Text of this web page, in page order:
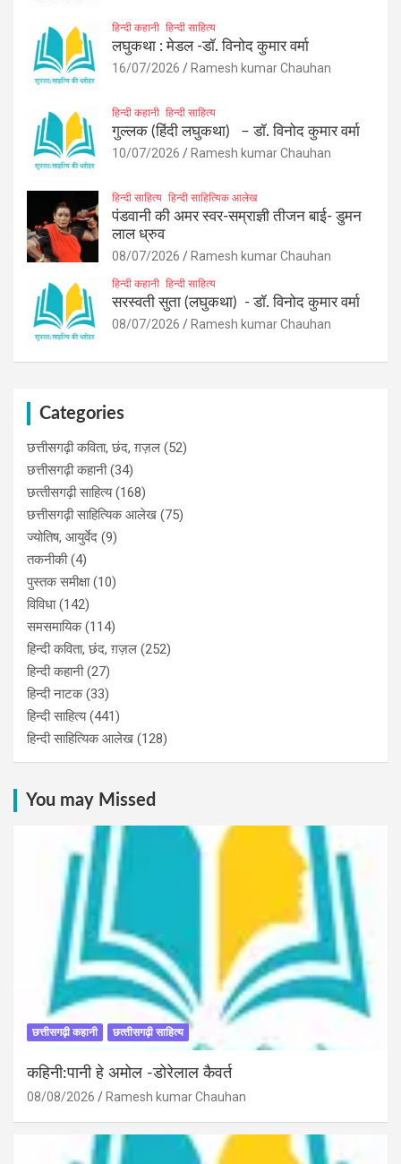
हिन्दी कहानी हिन्दी साहित्य
लघुकथा : मेडल -डॉ. विनोद कुमार वर्मा
16/07/2026 Ramesh kumar Chauhan
हिन्दी कहानी हिन्दी साहित्य
गुल्लक (हिंदी लघुकथा) – डॉ. विनोद कुमार वर्मा
10/07/2026 Ramesh kumar Chauhan
हिन्दी साहित्य हिन्दी साहित्यिक आलेख
पंडवानी की अमर स्वर-सम्राज्ञी तीजन बाई- डुमन
लाल ध्रुव
08/07/2026 Ramesh kumar Chauhan
हिन्दी कहानी हिन्दी साहित्य
सरस्वती सुता (लघुकथा) ​- डॉ. विनोद कुमार वर्मा
08/07/2026 Ramesh kumar Chauhan
Categories
छत्तीसगढ़ी कविता, छंद, ग़ज़ल (52)
छत्तीसगढ़ी कहानी(34)
छत्‍तीसगढ़ी साहित्‍य(168)
छत्तीसगढ़ी साहित्यिक आलेख (75)
ज्योतिष, आयुर्वेद (9)
तकनीकी(4)
पुस्‍तक समीक्षा(10)
विविधा(142)
समसमायिक(114)
हिन्दी कविता, छंद, ग़ज़ल (252)
हिन्दी कहानी(27)
हिन्‍दी नाटक(33)
हिन्दी साहित्य(441)
हिन्दी साहित्यिक आलेख (128)
You may Missed
छत्तीसगढ़ी कहानी छत्‍तीसगढ़ी साहित्‍य
कहिनी:पानी हे अमोल -डोरेलाल कैवर्त
08/08/2026 Ramesh kumar Chauhan